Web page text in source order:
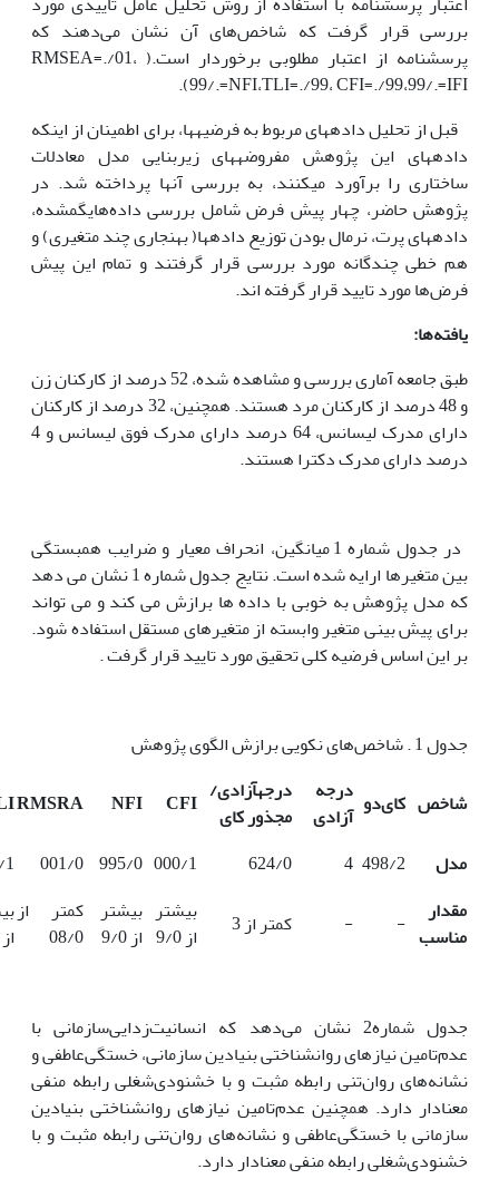
بررسی قرار گرفت که شاخص‌های آن نشان ‌می‌دهند که
پرسشنامه از اعتبار مطلوبی برخوردار است.( RMSEA=./01،
99/.=NFI،TLI=./99، CFI=./99،99/.=IFI).
قبل از تحلیل داده­های مربوط به فرضیه­ها، برای اطمینان از اینکه
داده­های این پژوهش مفروضه­های زیربنایی مدل معادلات
ساختاری را برآورد می­کنند، به بررسی آن­ها پرداخته شد‌. در
پژوهش حاضر، چهار پیش ­فرض شامل بررسی داده‌های­گمشده،
داده­های پرت، نرمال بودن توزیع داده­ها( بهنجاری چند متغیری) و
هم ­خطی چندگانه مورد بررسی قرار گرفتند و تمام این پیش
فرض‌ها مورد تایید قرار گرفته اند.
یافته‌ها:
طبق جامعه آماری بررسی و مشاهده شده، 52 درصد از کارکنان زن
و 48 درصد از کارکنان مرد هستند‌. همچنین، 32 درصد از کارکنان
دارای مدرک لیسانس، 64 درصد دارای مدرک فوق لیسانس و 4
درصد دارای مدرک دکترا هستند.
در جدول شماره 1 میانگین، انحراف معیار و ضرایب همبستگی
بین متغیرها ارایه شده است. نتایج جدول شماره 1 نشان می دهد
که مدل پژوهش به خوبی با داده ها برازش می کند و می تواند
برای پیش بینی متغیر وابسته از متغیرهای مستقل استفاده شود.
بر این اساس فرضیه کلی تحقیق مورد تایید قرار گرفت .
جدول 1 . شاخص‌های نکویی برازش الگوی پژوهش
شاخص کای‌دو درجه
آزادی
درجه­آزادی/
مجذور کای
CFI
NFI
RMSRA
مدل
498/2
4
624/0
000/1
995/0
001/0
مقدار
مناسب -
- کمتر از 3
بیشتر
از 9/0
بیشتر
از 9/0
کمتر از
08/0
از 9/0
جدول شماره2 نشان ‌می‌دهد که انسانیت‌زدایی‌سازمانی با
عدم‌تامین نیاز‌های روانشناختی بنیادین سازمانی، خستگی‌عاطفی و
نشانه‌های روان‌تنی رابطه مثبت و با خشنودی‌شغلی رابطه منفی
معنادار دارد. همچنین عدم‌تامین نیاز‌های روانشناختی بنیادین
سازمانی با خستگی‌عاطفی و نشانه‌های روان‌تنی رابطه مثبت و با
خشنودی‌شغلی رابطه منفی معنادار دارد.